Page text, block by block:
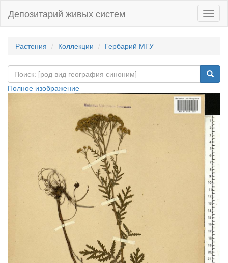
Депозитарий живых систем
Растения Коллекции Гербарий МГУ
Полное изображение